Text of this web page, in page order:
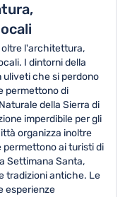
oltre l'architettura,
I dintorni della
che si perdono
permettono di
della Sierra di
imperdibile per gli
organizza inoltre
ai turisti di
Settimana Santa,
tradizioni antiche. Le
esperienze